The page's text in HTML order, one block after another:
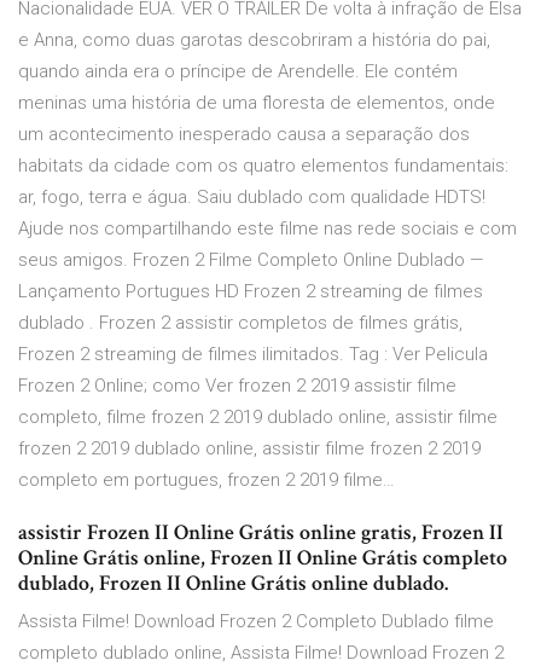
Nacionalidade EUA. VER O TRAILER De volta à infração de Elsa
e Anna, como duas garotas descobriram a história do pai,
quando ainda era o príncipe de Arendelle. Ele contém
meninas uma história de uma floresta de elementos, onde
um acontecimento inesperado causa a separação dos
habitats da cidade com os quatro elementos fundamentais:
ar, fogo, terra e água. Saiu dublado com qualidade HDTS!
Ajude nos compartilhando este filme nas rede sociais e com
seus amigos. Frozen 2 Filme Completo Online Dublado —
Lançamento Portugues HD Frozen 2 streaming de filmes
dublado . Frozen 2 assistir completos de filmes grátis,
Frozen 2 streaming de filmes ilimitados. Tag : Ver Pelicula
Frozen 2 Online; como Ver frozen 2 2019 assistir filme
completo, filme frozen 2 2019 dublado online, assistir filme
frozen 2 2019 dublado online, assistir filme frozen 2 2019
completo em portugues, frozen 2 2019 filme…
assistir Frozen II Online Grátis online gratis, Frozen II
Online Grátis online, Frozen II Online Grátis completo
dublado, Frozen II Online Grátis online dublado.
Assista Filme! Download Frozen 2 Completo Dublado filme
completo dublado online, Assista Filme! Download Frozen 2